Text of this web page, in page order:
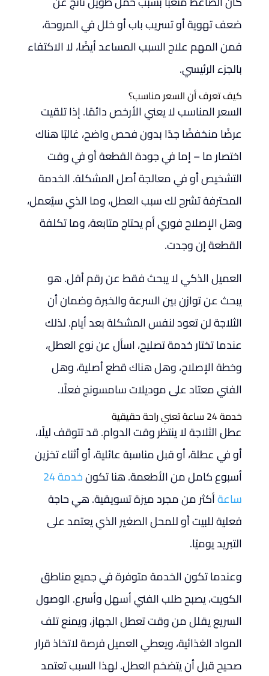
ضعف تهوية أو تسريب باب أو خلل في المروحة،
فمن المهم علاج السبب المساعد أيضًا، لا الاكتفاء
بالجزء الرئيسي.
كيف تعرف أن السعر مناسب؟
السعر المناسب لا يعني الأرخص دائمًا. إذا تلقيت
عرضًا منخفضًا جدًا بدون فحص واضح، غالبًا هناك
اختصار ما – إما في جودة القطعة أو في وقت
التشخيص أو في معالجة أصل المشكلة. الخدمة
المحترفة تشرح لك سبب العطل، وما الذي سيُعمل،
وهل الإصلاح فوري أم يحتاج متابعة، وما تكلفة
القطعة إن وجدت.
العميل الذكي لا يبحث فقط عن رقم أقل. هو
يبحث عن توازن بين السرعة والخبرة وضمان أن
الثلاجة لن تعود لنفس المشكلة بعد أيام. لذلك
عندما تختار خدمة تصليح، اسأل عن نوع العطل،
وخطة الإصلاح، وهل هناك قطع أصلية، وهل
الفني معتاد على موديلات سامسونج فعلًا.
خدمة 24 ساعة تعني راحة حقيقية
عطل الثلاجة لا ينتظر وقت الدوام. قد تتوقف ليلًا،
أو في عطلة، أو قبل مناسبة عائلية، أو أثناء تخزين
أسبوع كامل من الأطعمة. هنا تكون
خدمة 24
ساعةأكثر من مجرد ميزة تسويقية. هي حاجة
فعلية للبيت أو للمحل الصغير الذي يعتمد على
التبريد يوميًا.
وعندما تكون الخدمة متوفرة في جميع مناطق
الكويت، يصبح طلب الفني أسهل وأسرع. الوصول
السريع يقلل من وقت تعطل الجهاز، ويمنع تلف
المواد الغذائية، ويعطي العميل فرصة لاتخاذ قرار
صحيح قبل أن يتضخم العطل. لهذا السبب تعتمد